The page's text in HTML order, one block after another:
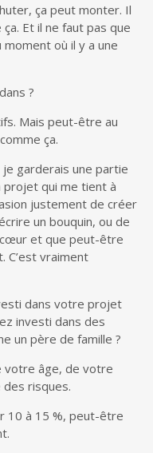
ça peut monter. Il
Et il ne faut pas que
où il y a une
?
Mais peut-être au
ça.
je garderais une partie
projet qui me tient à
justement de créer
un bouquin, ou de
et que peut-être
C’est vraiment
dans votre projet
investi dans des
un père de famille ?
votre âge, de votre
risques.
10 à 15 %, peut-être